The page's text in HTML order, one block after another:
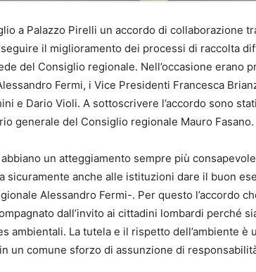
a Palazzo Pirelli un accordo di collaborazione
il miglioramento dei processi di raccolta
del Consiglio regionale. Nell’occasione erano
Fermi, i Vice Presidenti Francesca
e Dario Violi. A sottoscrivere l’accordo sono
generale del Consiglio regionale Mauro Fasano.
un atteggiamento sempre più
sicuramente anche alle istituzioni dare il buon
Alessandro Fermi-. Per questo l’accordo
dall’invito ai cittadini lombardi perché
ambientali. La tutela e il rispetto dell’ambiente è
un comune sforzo di assunzione di